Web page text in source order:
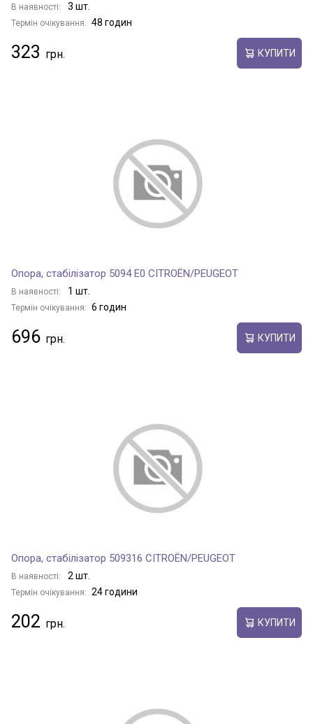
В наявності: 3 шт.
Термін очікування: 48 годин
323 КУПИТИ
Опора, стабілізатор 5094 E0 CITROËN/PEUGEOT
В наявності: 1 шт.
Термін очікування: 6 годин
696 КУПИТИ
Опора, стабілізатор 509316 CITROËN/PEUGEOT
В наявності: 2 шт.
Термін очікування: 24 години
202 КУПИТИ